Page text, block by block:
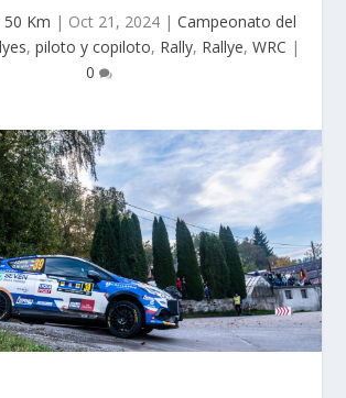
50 Km | Oct 21, 2024 | Campeonato del
, piloto y copiloto, Rally, Rallye, WRC |
0